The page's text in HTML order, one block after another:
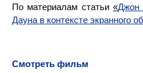
По материалам статьи«Джон
Дауна в контексте экранного
Смотреть фильм